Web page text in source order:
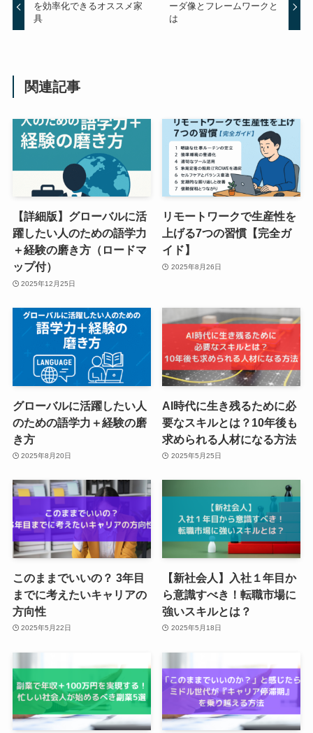
を効率化できるオススメ家
具
ーダ像とフレームワークと
は
関連記事
【詳細版】グローバルに活
躍したい人のための語学力
＋経験の磨き方（ロードマ
ップ付）
2025年12月25日
リモートワークで生産性を
上げる7つの習慣【完全ガ
イド】
2025年8月26日
グローバルに活躍したい人
のための語学力＋経験の磨
き方
2025年8月20日
AI時代に生き残るために必
要なスキルとは？10年後も
求められる人材になる方法
2025年5月25日
このままでいいの？ 3年目
までに考えたいキャリアの
方向性
2025年5月22日
【新社会人】入社１年目か
ら意識すべき！転職市場に
強いスキルとは？
2025年5月18日